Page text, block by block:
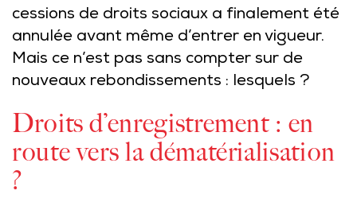
cessions de droits sociaux a finalement été
annulée avant même d’entrer en vigueur.
Mais ce n’est pas sans compter sur de
nouveaux rebondissements : lesquels ?
Droits d’enregistrement : en
route vers la dématérialisation
?